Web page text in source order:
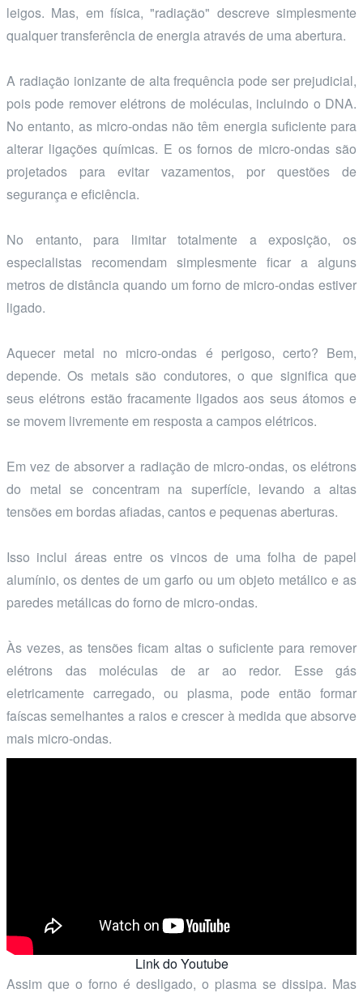
leigos. Mas, em física, "radiação" descreve simplesmente
qualquer transferência de energia através de uma abertura.
A radiação ionizante de alta frequência pode ser prejudicial,
pois pode remover elétrons de moléculas, incluindo o DNA.
No entanto, as micro-ondas não têm energia suficiente para
alterar ligações químicas. E os fornos de micro-ondas são
projetados para evitar vazamentos, por questões de
segurança e eficiência.
No entanto, para limitar totalmente a exposição, os
especialistas recomendam simplesmente ficar a alguns
metros de distância quando um forno de micro-ondas estiver
ligado.
Aquecer metal no micro-ondas é perigoso, certo? Bem,
depende. Os metais são condutores, o que significa que
seus elétrons estão fracamente ligados aos seus átomos e
se movem livremente em resposta a campos elétricos.
Em vez de absorver a radiação de micro-ondas, os elétrons
do metal se concentram na superfície, levando a altas
tensões em bordas afiadas, cantos e pequenas aberturas.
Isso inclui áreas entre os vincos de uma folha de papel
alumínio, os dentes de um garfo ou um objeto metálico e as
paredes metálicas do forno de micro-ondas.
Às vezes, as tensões ficam altas o suficiente para remover
elétrons das moléculas de ar ao redor. Esse gás
eletricamente carregado, ou plasma, pode então formar
faíscas semelhantes a raios e crescer à medida que absorve
mais micro-ondas.
Link do Youtube
Assim que o forno é desligado, o plasma se dissipa. Mas